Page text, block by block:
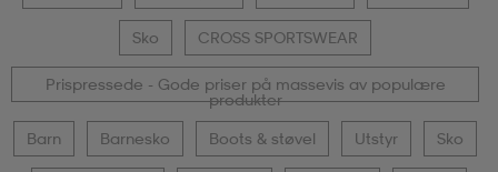
Sko CROSS SPORTSWEAR
Prispressede - Gode priser på massevis av populære
produkter
Barn Barnesko Boots & støvel Utstyr Sko